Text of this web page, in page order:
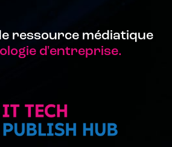
ressource médiatique
d'entreprise.